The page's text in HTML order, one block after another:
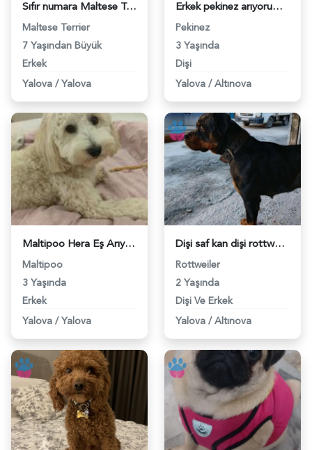
Sıfır numara Maltese Terrier köpeğime dişi eş arıyorum - 118982458
Maltese Terrier
7 Yaşından Büyük
Erkek
Yalova / Yalova
Erkek pekinez arıyorum - 118980897
Pekinez
3 Yaşında
Dişi
Yalova / Altınova
Maltipoo Hera Eş Arıyor - 1178
Maltipoo
3 Yaşında
Erkek
Yalova / Yalova
Dişi saf kan dişi rottweilera eş yakın şehirlerden - 118973186
Rottweiler
2 Yaşında
Dişi Ve Erkek
Yalova / Altınova